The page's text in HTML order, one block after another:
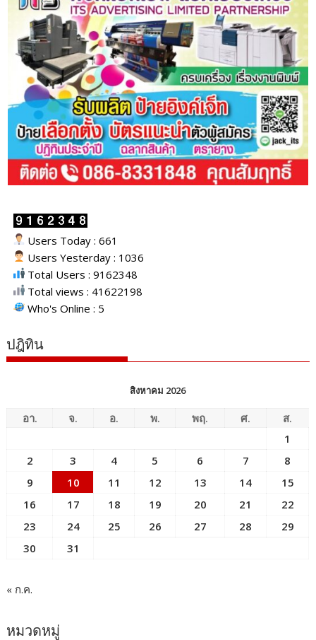
Users Today : 661
Users Yesterday : 1036
Total Users : 9162348
Total views : 41622198
Who's Online : 5
ปฎิทิน
สิงหาคม 2026
อา. จ. อ. พ. พฤ. ศ.
ส.
1
2
3 4 5 6 7
8
9
10 11 12 13 14
15
16
17 18 19 20 21
22
23
24 25 26 27 28
29
30
31
« ก.ค.
หมวดหมู่